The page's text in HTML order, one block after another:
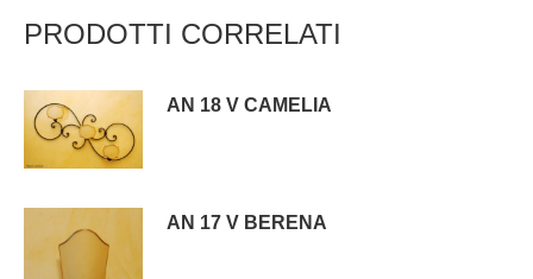
PRODOTTI CORRELATI
AN 18 V CAMELIA
AN 17 V BERENA